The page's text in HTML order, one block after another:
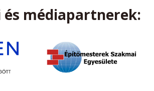
és médiapartnerek: